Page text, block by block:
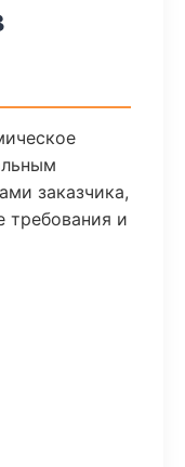
заказчика,
требования и